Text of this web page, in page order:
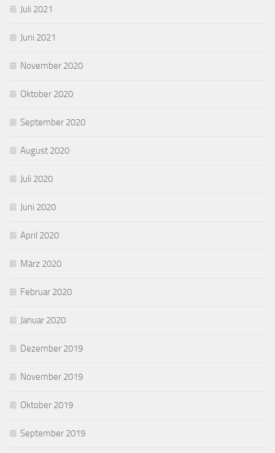
Juli 2021
Juni 2021
November 2020
Oktober 2020
September 2020
August 2020
Juli 2020
Juni 2020
April 2020
März 2020
Februar 2020
Januar 2020
Dezember 2019
November 2019
Oktober 2019
September 2019